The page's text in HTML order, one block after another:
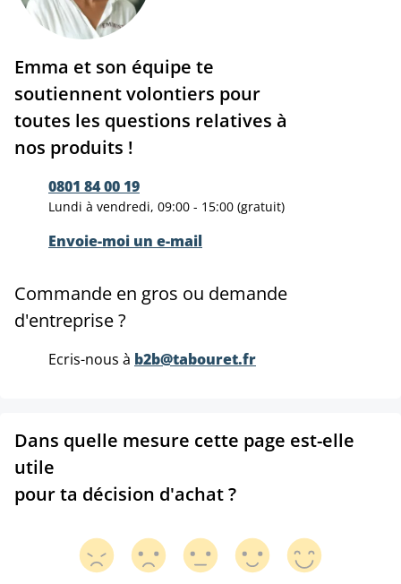
Emma et son équipe te
soutiennent volontiers pour
toutes les questions relatives à
nos produits !
0801 84 00 19
Lundi à vendredi, 09:00 - 15:00 (gratuit)
Envoie-moi un e-mail
Commande en gros ou demande
d'entreprise ?
Ecris-nous à b2b@tabouret.fr
Dans quelle mesure cette page est-elle
utile
pour ta décision d'achat ?